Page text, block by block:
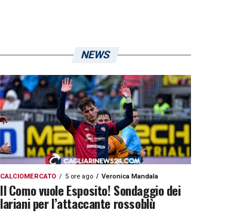
NEWS
CALCIOMERCATO 5 ore ago Veronica Mandala
Il Como vuole Esposito! Sondaggio dei
lariani per l’attaccante rossoblù